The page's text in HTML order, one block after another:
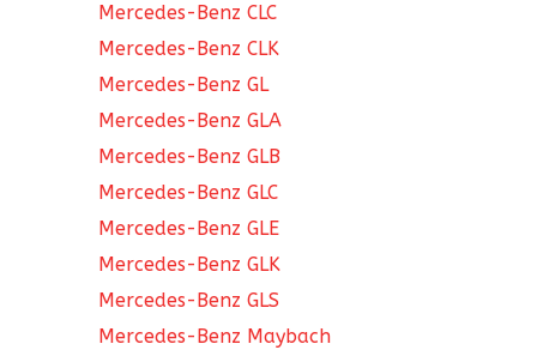
Mercedes-Benz CLC
Mercedes-Benz CLK
Mercedes-Benz GL
Mercedes-Benz GLA
Mercedes-Benz GLB
Mercedes-Benz GLC
Mercedes-Benz GLE
Mercedes-Benz GLK
Mercedes-Benz GLS
Mercedes-Benz Maybach